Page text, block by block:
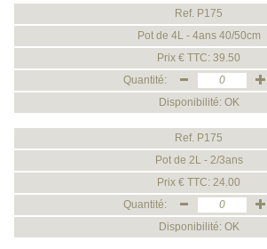
Ref. P175
Pot de 4L - 4ans 40/50cm
Prix € TTC: 39.50
Quantité:
Disponibilité: OK
Ref. P175
Pot de 2L - 2/3ans
Prix € TTC: 24.00
Quantité:
Disponibilité: OK